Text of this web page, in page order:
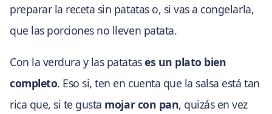
preparar la receta sin patatas o, si vas a congelarla,
que las porciones no lleven patata.
Con la verdura y las patatases un plato bien
completo. Eso si, ten en cuenta que la salsa está tan
rica que, si te gusta mojar con pan, quizás en vez